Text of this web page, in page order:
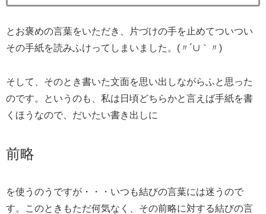
とお褒めの言葉をいただき、片づけの手を止めてついつい
その手紙を読みふけってしまいました。(〃´∪｀〃)ゞ
そして、そのとき書いた文面を思い出しながらふと思った
のです。というのも、私は日頃どちらかと言えば手紙を書
くほうなので、だいたい書き出しに
前略
を使うのうですが・・・いつも結びの言葉には迷うので
す。このときもただ何気なく、その前略に対する結びの言